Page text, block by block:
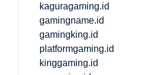
kaguragaming.id
gamingname.id
gamingking.id
platformgaming.id
kinggaming.id